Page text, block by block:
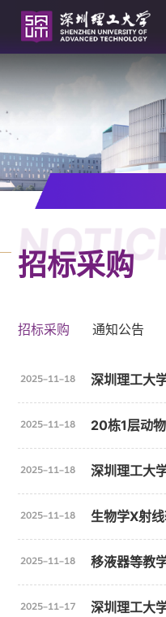
NOTICE
招标采购
招标采购 通知公告
2025-11-18
2025-11-18
2025-11-18
2025-11-18 生物学X射
2025-11-18 移液器等教
2025-11-17